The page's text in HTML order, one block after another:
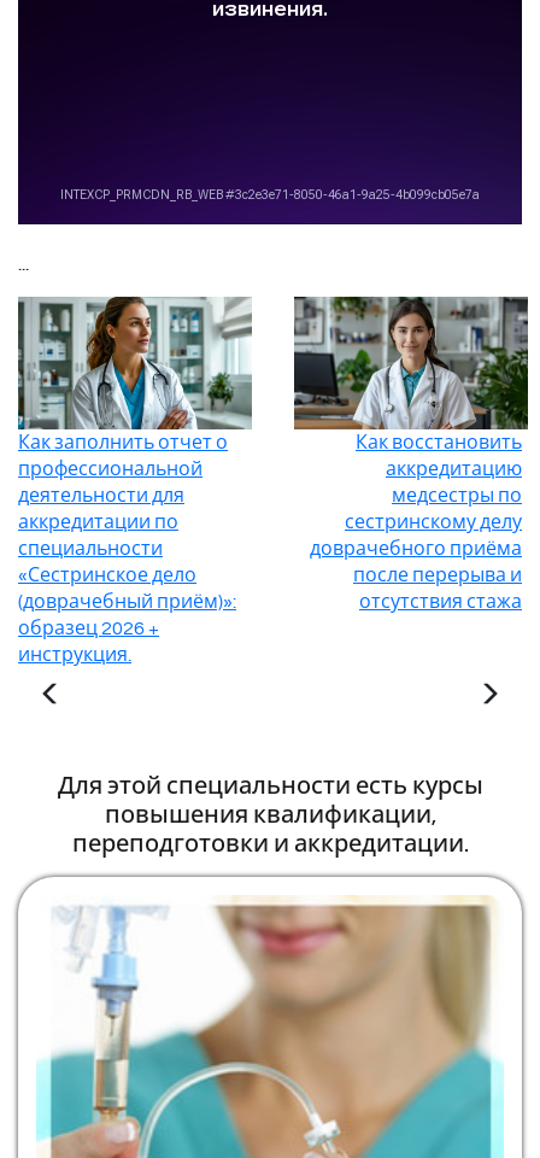
Как заполнить отчет о
профессиональной
деятельности для
аккредитации по
специальности
«Сестринское дело
(доврачебный приём)»:
образец 2026 +
инструкция.
Как восстановить
аккредитацию
медсестры по
сестринскому делу
доврачебного приёма
после перерыва и
отсутствия стажа
Для этой специальности есть курсы
повышения квалификации,
переподготовки и аккредитации.